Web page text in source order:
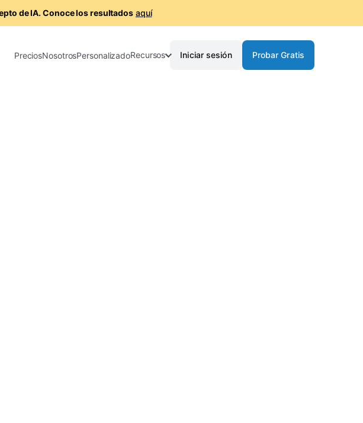
de IA. Conoce los resultados aquí
PreciosNosotrosPersonalizadoRecursos Iniciar sesión Probar Gratis